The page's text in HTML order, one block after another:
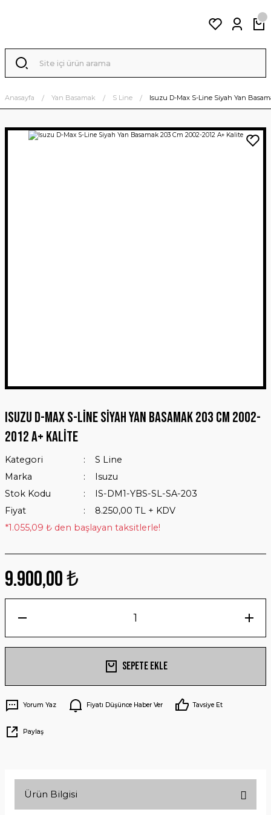
Anasayfa Yan Basamak S Line Isuzu D-Max S-Line Siyah Yan
Isuzu D-Max S-Line Siyah Yan Basamak 203 Cm 2002-
2012 A+ Kalite
Kategori
S Line
Marka
Isuzu
Stok Kodu
IS-DM1-YBS-SL-SA-203
Fiyat
8.250,00 TL + KDV
*1.055,09 ₺ den başlayan taksitlerle!
9.900,00 ₺
Sepete Ekle
Yorum Yaz Fiyatı Düşünce Haber Ver Tavsiye Et
Paylaş
Ürün Bilgisi